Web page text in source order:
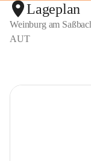
Lageplan
Weinburg am
AUT